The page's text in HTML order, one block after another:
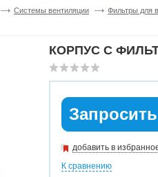
Системы вентиляции
Фильтры для
КОРПУС С
добавить в
К сравнению